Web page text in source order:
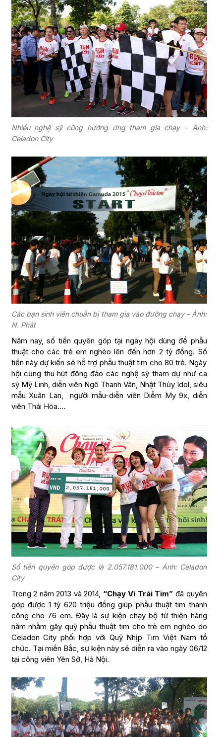
Nhiều nghệ sỹ cũng hưởng ứng tham gia chạy – Ảnh:
Celadon City
Các bạn sinh viên chuẩn bị tham gia vào đường chạy – Ảnh:
N. Phát
Năm nay, số tiền quyên góp tại ngày hội dùng để phẫu
thuật cho các trẻ em nghèo lên đến hơn 2 tỷ đồng. Số
tiền này dự kiến sẽ hỗ trợ phẫu thuật tim cho 80 trẻ. Ngày
hội cũng thu hút đông đảo các nghệ sỹ tham dự như ca
sỹ Mỹ Linh, diễn viên Ngô Thanh Vân, Nhật Thủy Idol, siêu
mẫu Xuân Lan, người mẫu-diễn viên Diễm My 9x, diễn
viên Thái Hòa….
Số tiền quyên góp được là 2.057.181.000 – Ảnh: Celadon
City
Trong 2 năm 2013 và 2014, “Chạy Vì Trái Tim” đã quyên
góp được 1 tỷ 620 triệu đồng giúp phẫu thuật tim thành
công cho 76 em. Đây là sự kiện chạy bộ từ thiện hàng
năm nhằm gây quỹ phẫu thuật tim cho trẻ em nghèo do
Celadon City phối hợp với Quỹ Nhịp Tim Việt Nam tổ
chức. Tại miền Bắc, sự kiện này sẽ diễn ra vào ngày 06/12
tại công viên Yên Sở, Hà Nội.